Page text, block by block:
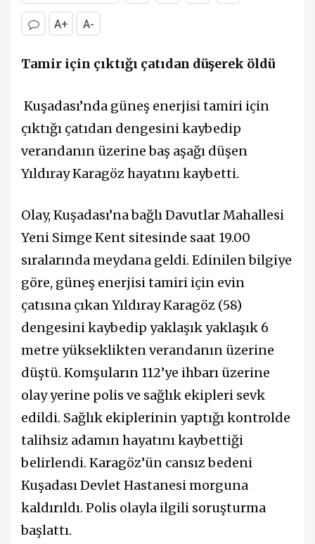
A+ A-
Tamir için çıktığı çatıdan düşerek öldü
Kuşadası’nda güneş enerjisi tamiri için
çıktığı çatıdan dengesini kaybedip
verandanın üzerine baş aşağı düşen
Yıldıray Karagöz hayatını kaybetti.
Olay, Kuşadası’na bağlı Davutlar Mahallesi
Yeni Simge Kent sitesinde saat 19.00
sıralarında meydana geldi. Edinilen bilgiye
göre, güneş enerjisi tamiri için evin
çatısına çıkan Yıldıray Karagöz (58)
dengesini kaybedip yaklaşık yaklaşık 6
metre yükseklikten verandanın üzerine
düştü. Komşuların 112’ye ihbarı üzerine
olay yerine polis ve sağlık ekipleri sevk
edildi. Sağlık ekiplerinin yaptığı kontrolde
talihsiz adamın hayatını kaybettiği
belirlendi. Karagöz’ün cansız bedeni
Kuşadası Devlet Hastanesi morguna
kaldırıldı. Polis olayla ilgili soruşturma
başlattı.